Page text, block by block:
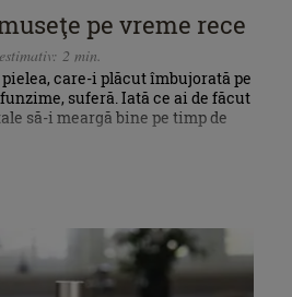
pe vreme rece
2 min.
care-i plăcut îmbujorată pe
suferă. Iată ce ai de făcut
să-i meargă bine pe timp de